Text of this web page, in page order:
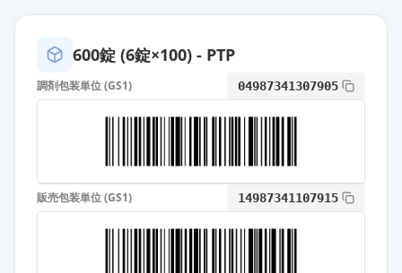
ホスレノール顆粒分包500mg
炭酸ランタン顆粒分包500mg「サワ
イ」
通常出荷
ファ」
薬価 82.40 円
通常出荷
600錠 (6錠×100) - PTP
調剤包装単位 (GS1) 04987341307905
販売包装単位 (GS1) 14987341107915